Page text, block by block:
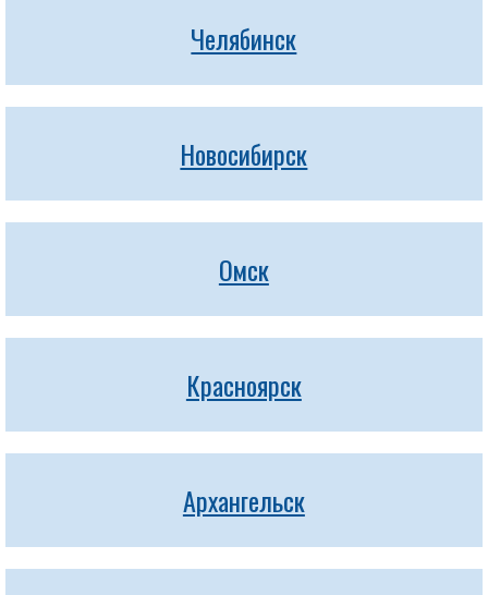
Челябинск
Новосибирск
Омск
Красноярск
Архангельск